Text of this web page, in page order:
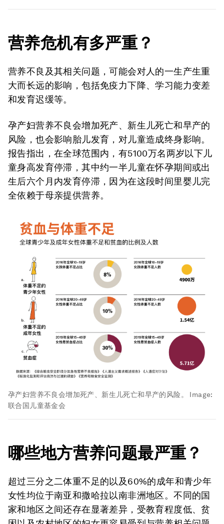
营养危机有多严重？
营养不良及其相关问题，可能会对人的一生产生重
大而长远的影响，包括免疫力下降、学习能力变差
和发育迟缓等。
孕产妇营养不良会增加死产、新生儿死亡和早产的
风险，也会影响胎儿发育，对儿童造成终身影响。
报告指出，在全球范围内，有5100万名两岁以下儿
童身高发育停滞，其中约一半儿童在怀孕期间或出
生后六个月内发育停滞，因为在这段时间里婴儿完
全依赖于母亲提供营养。
孕产妇营养不良会增加死产、新生儿死亡和早产的风险。
Image:
联合国儿童基金会
哪些地方营养问题最严重？
超过三分之二体重不足的以及60%的成年和青少年
女性均位于南亚和撒哈拉以南非洲地区。不同的国
家和地区之间还存在显著差异，受教育程度低、贫